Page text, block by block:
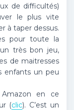
de difficultés)
le plus vite
à taper dessus.
pour toute la
très bon jeu,
de maitresses
enfants un peu
en ce
(clic). C’est un